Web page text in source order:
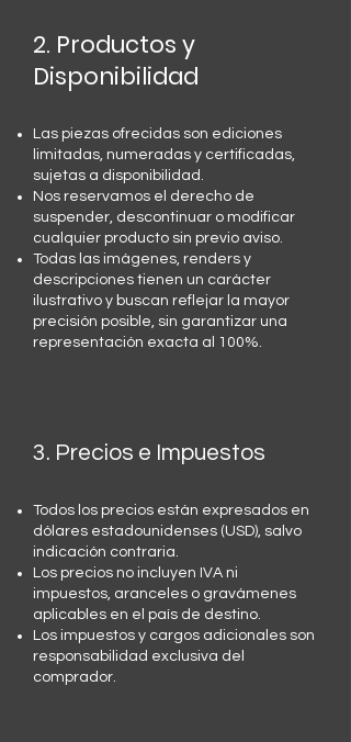
2. Productos y
Disponibilidad
Las piezas ofrecidas son ediciones
limitadas, numeradas y certificadas,
sujetas a disponibilidad.
Nos reservamos el derecho de
suspender, descontinuar o modificar
cualquier producto sin previo aviso.
Todas las imágenes, renders y
descripciones tienen un carácter
ilustrativo y buscan reflejar la mayor
precisión posible, sin garantizar una
representación exacta al 100%.
3. Precios e Impuestos
Todos los precios están expresados en
dólares estadounidenses (USD), salvo
indicación contraria.
Los precios no incluyen IVA ni
impuestos, aranceles o gravámenes
aplicables en el país de destino.
Los impuestos y cargos adicionales son
responsabilidad exclusiva del
comprador.